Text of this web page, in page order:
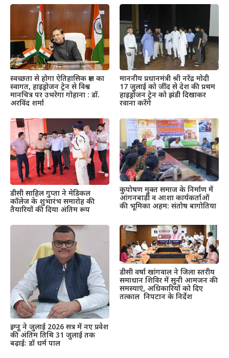
स्वच्छता से होगा ऐतिहासिक क्षण का
स्वागत, हाइड्रोजन ट्रेन से विश्व
मानचित्र पर उभरेगा गोहाना : डॉ.
अरविंद शर्मा
माननीय प्रधानमंत्री श्री नरेंद्र मोदी
17 जुलाई को जींद से देश की प्रथम
हाइड्रोजन ट्रेन को झंडी दिखाकर
रवाना करेंगे
डीसी साहिल गुप्ता ने मेडिकल
कॉलेज के शुभारंभ समारोह की
तैयारियों की दिया अंतिम रूप
कुपोषण मुक्त समाज के निर्माण में
आंगनबाड़ी व आशा कार्यकर्ताओं
की भूमिका अहम: संतोष बागोतिया
इग्नू ने जुलाई 2026 सत्र में नए प्रवेश
की अंतिम तिथि 31 जुलाई तक
बढ़ाई: डॉ धर्म पाल
डीसी वर्षा खांगवाल ने जिला स्तरीय
समाधान शिविर में सुनी आमजन की
समस्याएं, अधिकारियों को दिए
तत्काल निपटान के निर्देश